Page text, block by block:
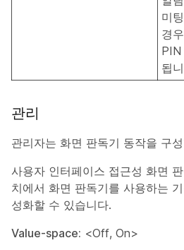
미
경
PIN
됩
관리
관리자는 화면 판독기 동작을 구
사용자 인터페이스 접근성 화면
치에서 화면 판독기를 사용하는
성화할 수 있습니다.
Value-space: <Off, On>